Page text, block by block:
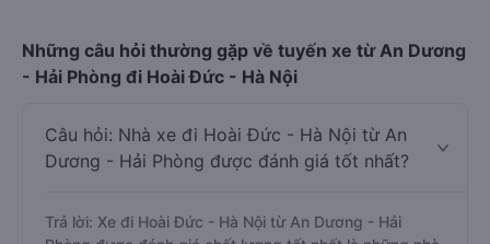
Những câu hỏi thường gặp về tuyến xe từ An Dương
- Hải Phòng đi Hoài Đức - Hà Nội
Câu hỏi: Nhà xe đi Hoài Đức - Hà Nội từ An
Dương - Hải Phòng được đánh giá tốt nhất?
Trả lời: Xe đi Hoài Đức - Hà Nội từ An Dương - Hải